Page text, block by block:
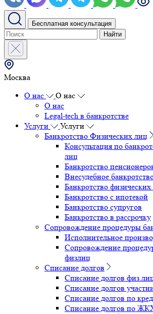
Бесплатная консультация
Найти
Москва
О нас
О нас
О нас
Legal-tech в банкротстве
Услуги
Услуги
Банкротство Физических лиц
Консультация по
лиц
Банкротство
Внесудебное
Банкротство
Банкротство с ипотекой
Банкротство супругов
Банкротство в рассрочку
Сопровождение процедуры
Исполнительное
Сопровождение
физлиц
Списание долгов
Списание долгов
Списание долгов
Списание долгов по
Списание долгов по